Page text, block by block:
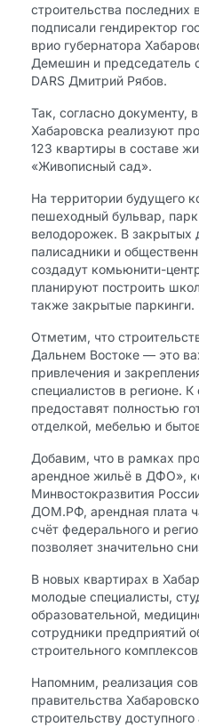
строительства
подписали гендиректор
врио губернатора
Демешин и председатель
DARS Дмитрий Рябов.
Так, согласно документу,
Хабаровска реализуют
123 квартиры в составе
«Живописный сад».
На территории будущего
пешеходный бульвар,
велодорожек. В закрытых
палисадники и
создадут комьюнити-
планируют построить
также закрытые паркинги.
Отметим, что
Дальнем Востоке — это
привлечения и
специалистов в регионе.
предоставят полностью
отделкой, мебелью и
Добавим, что в рамках
арендное жильё в ДФО»,
Минвостокразвития
ДОМ.РФ, арендная плата
счёт федерального и
позволяет значительно
В новых квартирах в
молодые специалисты,
образовательной,
сотрудники предприятий
строительного
Напомним, реализация
правительства
строительству